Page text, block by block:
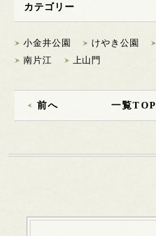
カテゴリー
小金井公園 けやき公園
南片江
上山門
前へ 一覧TOP